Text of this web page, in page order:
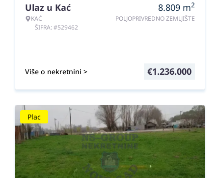
Ulaz u Kać
KAĆ
ŠIFRA: #529462
8.809 m2
POLJOPRIVREDNO ZEMLJIŠTE
Više o nekretnini > €1.236.000
Plac